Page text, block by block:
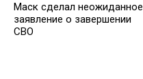
Маск сделал неожиданное
заявление о завершении
СВО